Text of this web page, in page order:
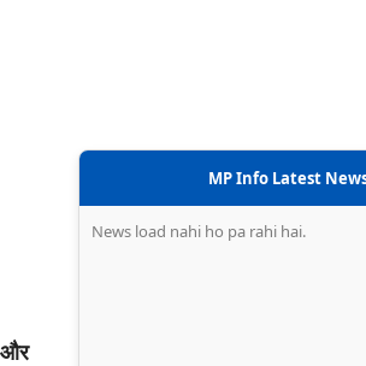
और
MP Info Latest
News load nahi ho pa rahi hai.